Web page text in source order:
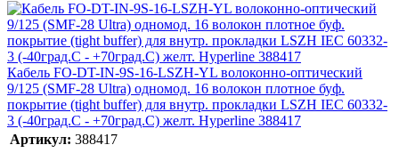
Кабель FO-DT-IN-9S-16-LSZH-YL волоконно-оптический
9/125 (SMF-28 Ultra) одномод. 16 волокон плотное буф.
покрытие (tight buffer) для внутр. прокладки LSZH IEC 60332-
3 (-40град.C - +70град.C) желт. Hyperline 388417
Артикул: 388417